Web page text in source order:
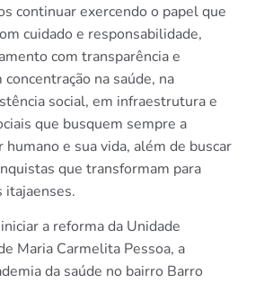
continuar exercendo o papel que
cuidado e responsabilidade,
com transparência e
na saúde, na
social, em infraestrutura e
que busquem sempre a
humano e sua vida, além de buscar
que transformam para
itajaenses.
a reforma da Unidade
Maria Carmelita Pessoa, a
da saúde no bairro Barro